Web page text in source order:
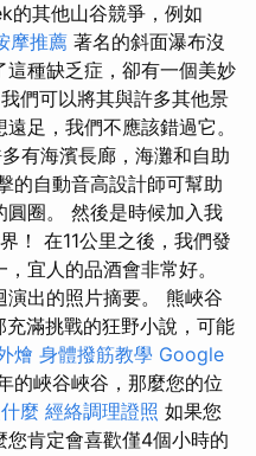
的其他山谷競爭，例如
摩推薦 著名的斜面瀑布沒
種缺乏症，卻有一個美妙
們可以將其與許多其他景
足，我們不應該錯過它。
有海濱長廊，海灘和自助
的自動音高設計師可幫助
圈。 然後是時候加入我
！ 在11公里之後，我們發
宜人的品酒會非常好。
出的照片摘要。 熊峽谷
滿挑戰的狂野小說，可能
燴 身體撥筋教學 Google
的峽谷峽谷，那麼您的位
麼 經絡調理證照 如果您
肯定會喜歡僅4個小時的